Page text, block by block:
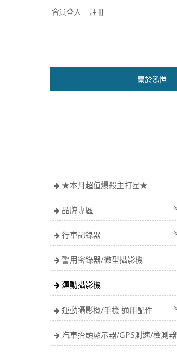
會員登入 註冊
關於泓愷
★本月超值爆殺主打星★
品牌專區
行車記錄器
警用密錄器/微型攝影機
運動攝影機
運動攝影機/手機 通用配件
汽車抬頭顯示器/GPS測速/檢測器